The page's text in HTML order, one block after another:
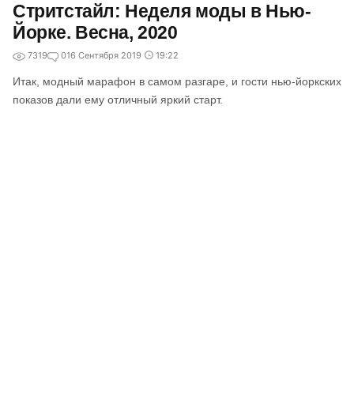
Стритстайл: Неделя моды в Нью-
Йорке. Весна, 2020
7319 016 Сентября 2019 19:22
Итак, модный марафон в самом разгаре, и гости нью-йоркских
показов дали ему отличный яркий старт.